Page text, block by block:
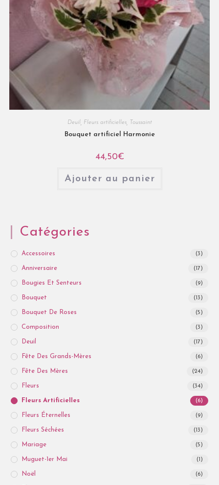
Deuil Fleurs artificielles, Toussaint
Bouquet artificiel Harmonie
44,50€
Ajouter au panier
Catégories
Accessoires (3)
Anniversaire (17)
Bougies Et Senteurs (9)
Bouquet (13)
Bouquet De Roses (5)
Composition (3)
Deuil (17)
Fête Des Grands-Mères (6)
Fête Des Mères (24)
Fleurs (34)
Fleurs Artificielles (6)
Fleurs Éternelles (9)
Fleurs Séchées (13)
Mariage (5)
Muguet-1er Mai (1)
Noël (6)